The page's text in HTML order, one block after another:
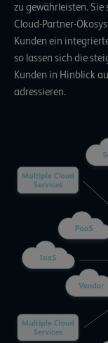
zu gewährleisten.
Cloud-Partner-
Kunden ein
so lassen sich die
Kunden in Hinblick
adressieren.